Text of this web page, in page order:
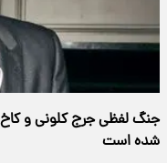
جنگ لفظی جرج کلونی و
شده است